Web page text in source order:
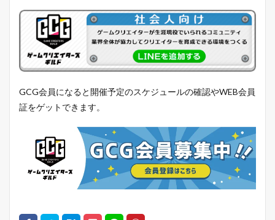
GCG会員になると開催予定のスケジュールの確認やWEB会員
証をゲットできます。